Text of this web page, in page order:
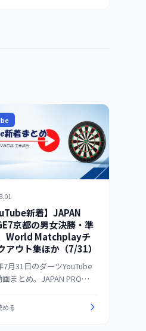
新着】JAPAN
京都の男女決勝・準
World Matchplayチ
アウト集ほか（7/31）
7月31日のダーツYouTube
まとめ。JAPAN PRO
本を一斉公開したため、男
める